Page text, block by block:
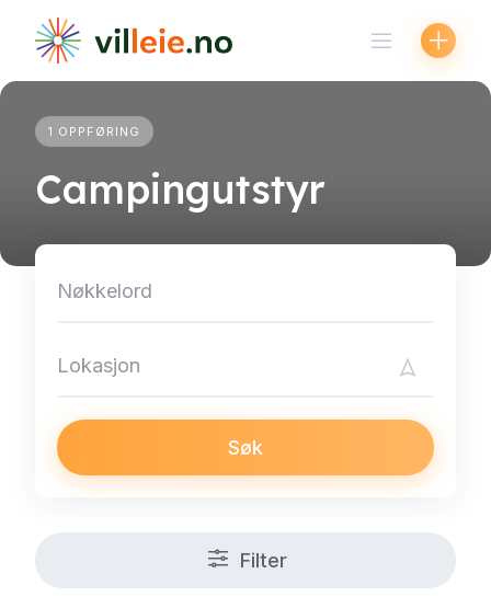
content
1 OPPFØRING
Campingutstyr
Søk
Filter